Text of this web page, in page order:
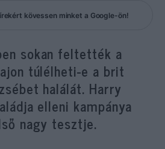
kövessen minket a Google-ön!
sokan feltették a
túlélheti-e a brit
halálát. Harry
elleni kampánya
nagy tesztje.